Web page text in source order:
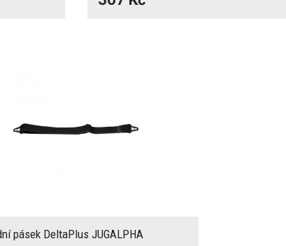
pásek DeltaPlus JUGALPHA